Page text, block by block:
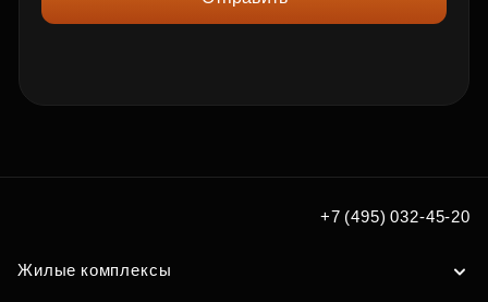
+7 (495) 032-45-20
Жилые комплексы